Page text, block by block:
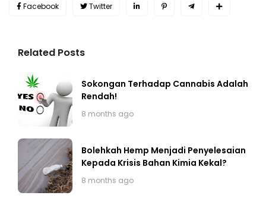
Facebook Twitter
Related Posts
Sokongan Terhadap Cannabis Adalah
Rendah!
8 months ago
Bolehkah Hemp Menjadi Penyelesaian
Kepada Krisis Bahan Kimia Kekal?
8 months ago